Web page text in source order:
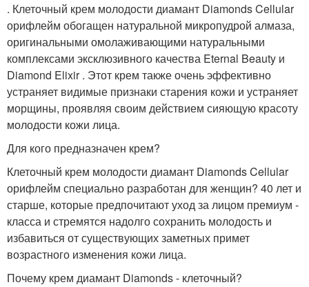
. Клеточный крем молодости диамант Diamonds Cellular
орифлейм обогащен натуральной микропудрой алмаза,
оригинальными омолаживающими натуральными
комплексами эксклюзивного качества Eternal Beauty и
Diamond Elixir . Этот крем также очень эффективно
устраняет видимые признаки старения кожи и устраняет
морщины, проявляя своим действием сияющую красоту
молодости кожи лица.
Для кого предназначен крем?
Клеточный крем молодости диамант Diamonds Cellular
орифлейм специально разработан для женщин? 40 лет и
старше, которые предпочитают уход за лицом премиум -
класса и стремятся надолго сохранить молодость и
избавиться от существующих заметных примет
возрастного изменения кожи лица.
Почему крем диамант Diamonds - клеточный?